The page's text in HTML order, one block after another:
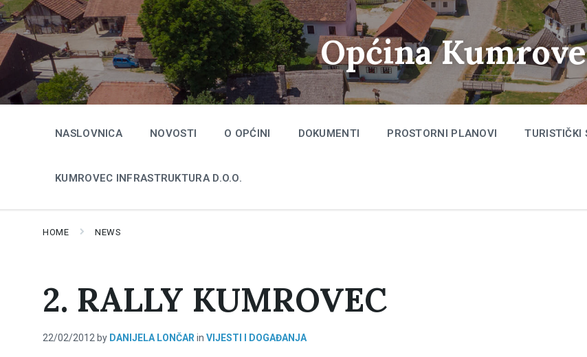
Skip
to
content
Skip
to
main
navigation
Skip
to
footer
Općina
NASLOVNICA NOVOSTI O OPĆINI DOKUMENTI PROSTORNI PLANOVI TURISTIČKI
KUMROVEC INFRASTRUKTURA D.O.O.
HOME NEWS
2. RALLY KUMROVEC
22/02/2012 by DANIJELA LONČAR in VIJESTI I DOGAĐANJA